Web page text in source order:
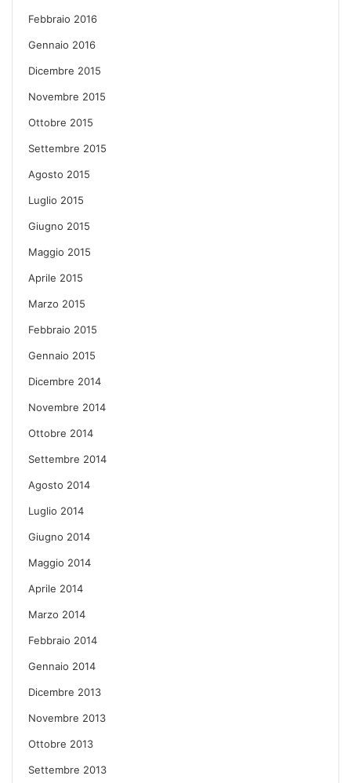
Febbraio 2016
Gennaio 2016
Dicembre 2015
Novembre 2015
Ottobre 2015
Settembre 2015
Agosto 2015
Luglio 2015
Giugno 2015
Maggio 2015
Aprile 2015
Marzo 2015
Febbraio 2015
Gennaio 2015
Dicembre 2014
Novembre 2014
Ottobre 2014
Settembre 2014
Agosto 2014
Luglio 2014
Giugno 2014
Maggio 2014
Aprile 2014
Marzo 2014
Febbraio 2014
Gennaio 2014
Dicembre 2013
Novembre 2013
Ottobre 2013
Settembre 2013